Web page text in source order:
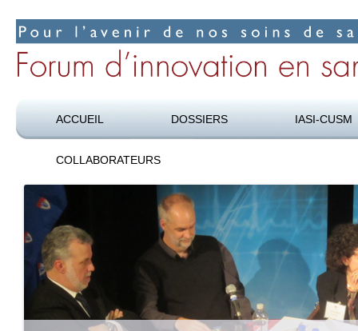
ACCUEIL DOSSIERS IASI-CUSM
COLLABORATEURS